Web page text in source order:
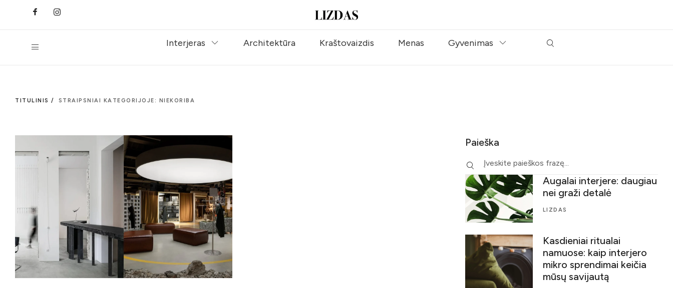
Interjeras Architektūra Kraštovaizdis Menas Gyvenimas
TITULINIS / STRAIPSNIAI KATEGORIJOJE: NIEKORIBA
Paieška
Augalai interjere: daugiau
nei graži detalė
LIZDAS
Kasdieniai ritualai
namuose: kaip interjero
mikro sprendimai keičia
mūsų savijautą